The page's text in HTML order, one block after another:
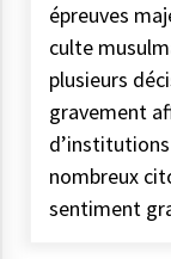
épreuves
culte
plusieurs
gravement
nombreux
sentiment